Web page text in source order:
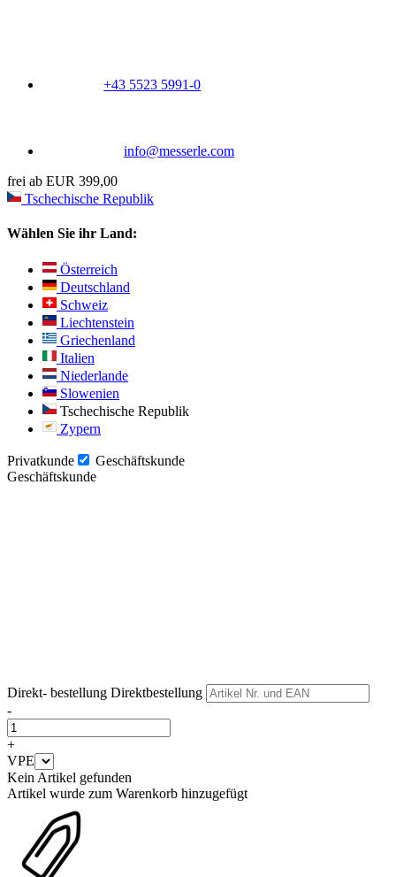
+43 5523 5991-0
info@messerle.com
frei ab EUR 399,00
Tschechische Republik
Wählen Sie ihr Land:
Österreich
Deutschland
Schweiz
Liechtenstein
Griechenland
Italien
Niederlande
Slowenien
Tschechische Republik
Zypern
Privatkunde
Geschäftskunde
Geschäftskunde
Direkt- bestellung Direktbestellung
-
+
VPE
Kein Artikel gefunden
Artikel wurde zum Warenkorb hinzugefügt